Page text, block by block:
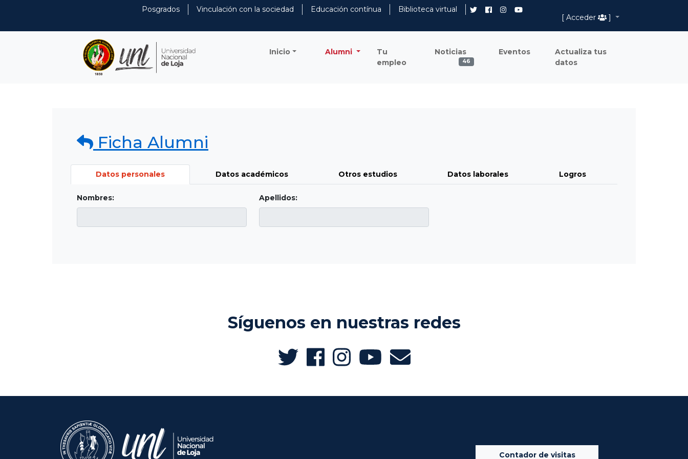
Posgrados Vinculación con la sociedad Educación contínua
Biblioteca virtual
[ Acceder
]
Inicio Alumni
Tu
empleo
Noticias
46
Eventos
Actualiza tus
datos
Ficha Alumni
Datos personales Datos académicos Otros estudios Datos laborales Logros
Nombres: Apellidos:
Síguenos en nuestras redes
Contador de visitas